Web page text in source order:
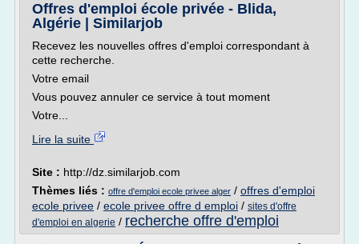
Offres d'emploi école privée - Blida,
Algérie | Similarjob
Recevez les nouvelles offres d'emploi correspondant à
cette recherche.
Votre email
Vous pouvez annuler ce service à tout moment
Votre...
Lire la suite
Site : http://dz.similarjob.com
Thèmes liés : offre d'emploi ecole privee alger / offres d'emploi
ecole privee / ecole privee offre d emploi / sites d'offre
d'emploi en algerie / recherche offre d'emploi